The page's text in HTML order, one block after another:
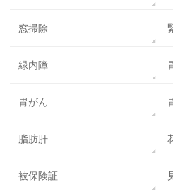
窓掃除
緑内障
胃がん
脂肪肝
被保険証